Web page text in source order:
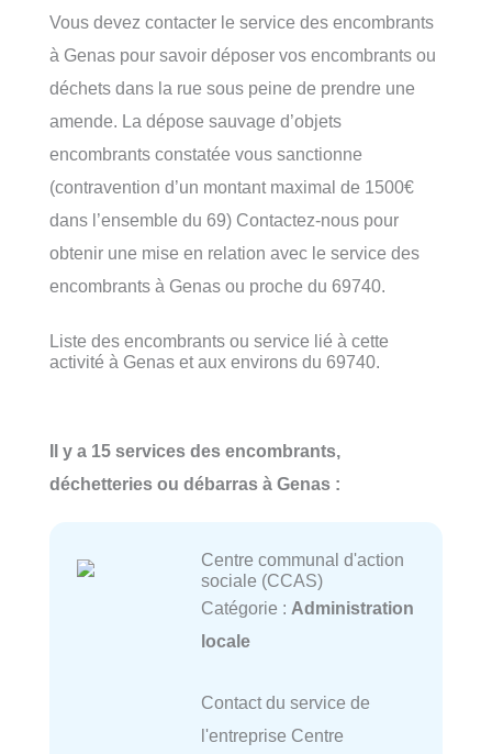
Vous devez contacter le service des encombrants
à Genas pour savoir déposer vos encombrants ou
déchets dans la rue sous peine de prendre une
amende. La dépose sauvage d’objets
encombrants constatée vous sanctionne
(contravention d’un montant maximal de 1500€
dans l’ensemble du 69) Contactez-nous pour
obtenir une mise en relation avec le service des
encombrants à Genas ou proche du 69740.
Liste des encombrants ou service lié à cette
activité à Genas et aux environs du 69740.
Il y a 15 services des encombrants,
déchetteries ou débarras à Genas :
Centre communal d'action
sociale (CCAS)
Catégorie : Administration
locale
Contact du service de
l'entreprise Centre